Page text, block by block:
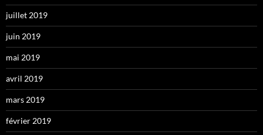
juillet 2019
juin 2019
mai 2019
avril 2019
mars 2019
février 2019